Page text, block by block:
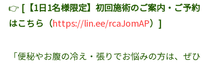
👉 [【1日1名様限定】初回施術のご案内・ご予約
はこちら（https://lin.ee/rcaJomAP）]
「便秘やお腹の冷え・張りでお悩みの方は、ぜひ